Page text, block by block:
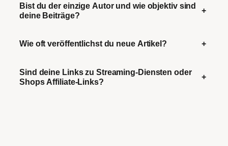
Bist du der einzige Autor und wie objektiv sind
deine Beiträge?
+
Wie oft veröffentlichst du neue Artikel? +
Sind deine Links zu Streaming-Diensten oder
Shops Affiliate-Links?
+